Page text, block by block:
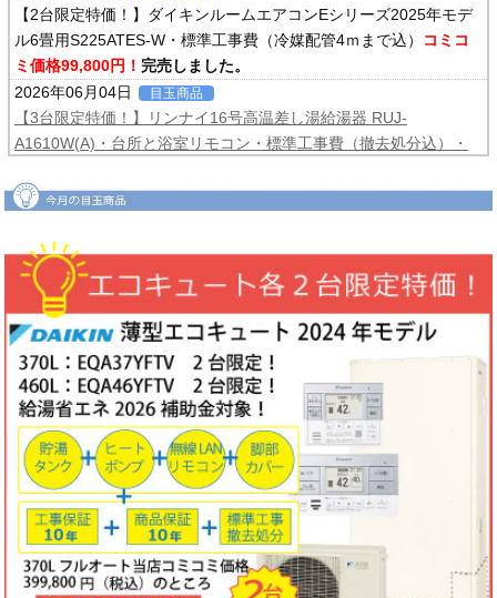
【2台限定特価！】ダイキンルームエアコンEシリーズ2025年モデ
ル6畳用S225ATES-W・標準工事費（冷媒配管4ｍまで込）
コミコ
ミ価格99,800円！ 完売しました。
2026年06月04日
目玉商品
【3台限定特価！】リンナイ16号高温差し湯給湯器 RUJ-
A1610W(A)・台所と浴室リモコン・標準工事費（撤去処分込）・
2026年06月04日
デル6畳用S225ATCS-W・標準工事費（冷媒配管4ｍまで込）商品5
年保証付きコミコミ価格128,000円！
2026年06月02日
キャンペーン
ノーリツでおトクに買替え！ノーリツ対象製品の購入・設置・アプ
リ接続で
現金最大35,000円
がもれなくもらえるキャッシュバックキ
ャンペーン2026第2弾。キャンペーン期間：2026年6月1日～12月
18日まで
2026年06月02日
目玉商品
【1台限定特価！】三菱ルームエアコン霧ヶ峰GVシリーズ10畳用
MSZ-GV2823-W・標準工事費（冷媒配管4ｍまで込）コミコミ価格
99,800円！完売しました
2026年05月22日
お知らせ
ノーリツ・リンナイ・パロマ製品の値上げに伴う価格改定について
2026年05月18日
目玉商品